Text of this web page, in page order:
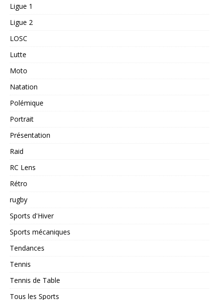
Ligue 1
Ligue 2
LOSC
Lutte
Moto
Natation
Polémique
Portrait
Présentation
Raid
RC Lens
Rétro
rugby
Sports d'Hiver
Sports mécaniques
Tendances
Tennis
Tennis de Table
Tous les Sports